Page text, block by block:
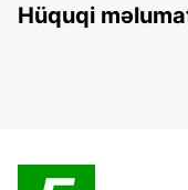
Hüquqi